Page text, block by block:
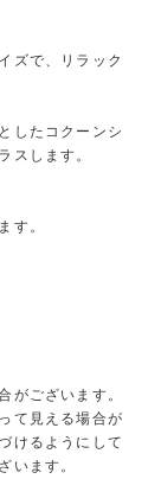
ズで、リラック
したコクーンシ
スします。
す。
がございます。
て見える場合が
けるようにして
います。